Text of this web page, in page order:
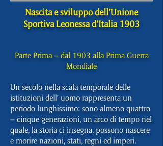
Nascita e sviluppo dell’Unione
Sportiva Leonessa d’Italia 1903
Parte Prima – dal 1903 alla Prima Guerra
Mondiale
Un secolo nella scala temporale delle
istituzioni dell’ uomo rappresenta un
periodo lunghissimo: sono almeno quattro
– cinque generazioni, un arco di tempo nel
quale, la storia ci insegna, possono nascere
e morire nazioni, stati, regni ed imperi.